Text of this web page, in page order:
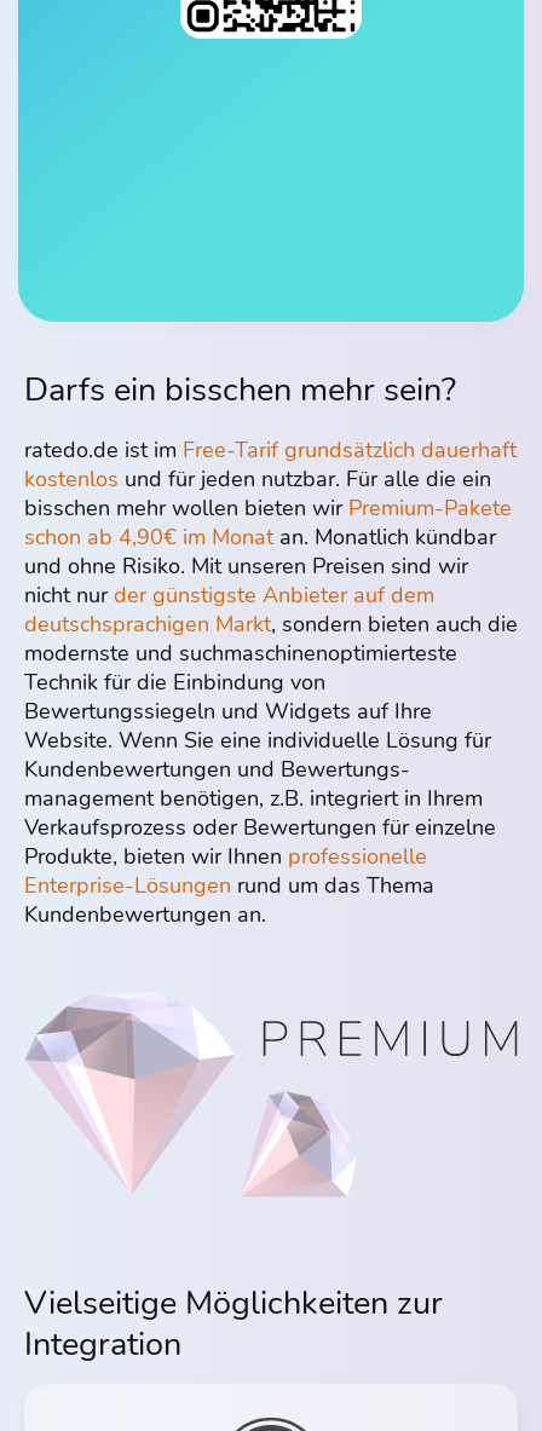
Darfs ein bisschen mehr sein?
ratedo.de ist im Free-Tarif grundsätzlich dauerhaft
kostenlos und für jeden nutzbar. Für alle die ein
bisschen mehr wollen bieten wir Premium-Pakete
schon ab 4,90€ im Monatan. Monatlich kündbar
und ohne Risiko. Mit unseren Preisen sind wir
nicht nurder günstigste Anbieter auf dem
deutschsprachigen Markt, sondern bieten auch die
modernste und suchmaschinen­optimierteste
Technik für die Einbindung von
Bewertungssiegeln und Widgets auf Ihre
Website. Wenn Sie eine individuelle Lösung für
Kundenbewertungen und Bewertungs­
management benötigen, z.B. integriert in Ihrem
Verkaufsprozess oder Bewertungen für einzelne
Produkte, bieten wir Ihnen professionelle
Enterprise-Lösungen rund um das Thema
Kundenbewertungen an.
Vielseitige Möglichkeiten zur
Integration